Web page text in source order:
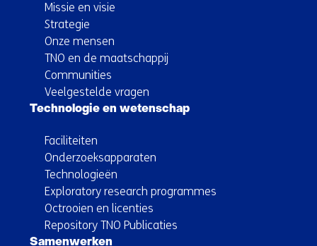
Missie en visie
Strategie
Onze mensen
TNO en de maatschappij
Communities
Veelgestelde vragen
Technologie en wetenschap
Faciliteiten
Onderzoeksapparaten
Technologieën
Exploratory research programmes
Octrooien en licenties
Repository TNO Publicaties
Samenwerken